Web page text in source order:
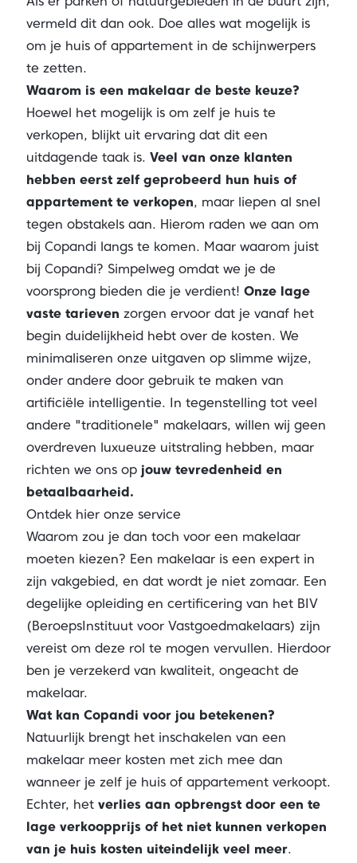
vermeld dit dan ook. Doe alles wat mogelijk is
om je huis of appartement in de schijnwerpers
te zetten.
Waarom is een makelaar de beste keuze?
Hoewel het mogelijk is om zelf je huis te
verkopen, blijkt uit ervaring dat dit een
uitdagende taak is. Veel van onze klanten
hebben eerst zelf geprobeerd hun huis of
appartement te verkopen, maar liepen al snel
tegen obstakels aan. Hierom raden we aan om
bij Copandi langs te komen. Maar waarom juist
bij Copandi? Simpelweg omdat we je de
voorsprong bieden die je verdient! Onze lage
vaste tarieven zorgen ervoor dat je vanaf het
begin duidelijkheid hebt over de kosten. We
minimaliseren onze uitgaven op slimme wijze,
onder andere door gebruik te maken van
artificiële intelligentie. In tegenstelling tot veel
andere "traditionele" makelaars, willen wij geen
overdreven luxueuze uitstraling hebben, maar
richten we ons op jouw tevredenheid en
betaalbaarheid.
Ontdek hier onze service
Waarom zou je dan toch voor een makelaar
moeten kiezen? Een makelaar is een expert in
zijn vakgebied, en dat wordt je niet zomaar. Een
degelijke opleiding en certificering van het BIV
(BeroepsInstituut voor Vastgoedmakelaars) zijn
vereist om deze rol te mogen vervullen. Hierdoor
ben je verzekerd van kwaliteit, ongeacht de
makelaar.
Wat kan Copandi voor jou betekenen?
Natuurlijk brengt het inschakelen van een
makelaar meer kosten met zich mee dan
wanneer je zelf je huis of appartement verkoopt.
Echter, het verlies aan opbrengst door een te
lage verkoopprijs of het niet kunnen verkopen
van je huis kosten uiteindelijk veel meer.